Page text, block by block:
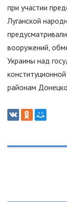
при участии
Луганской
вооружений,
Украины над
районам